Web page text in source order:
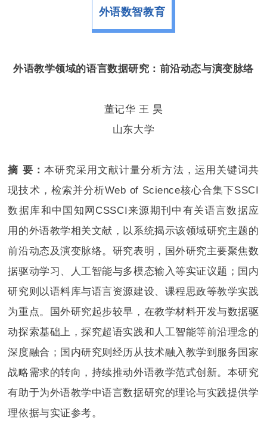
外语数智教育
外语教学领域的语言数据研究： 前沿动态与演变脉络
董记华 王 昊
山东大学
摘 要： 本研究采用文献计量分析方法，运用关键词共
现技术，检索并分析Web of Science核心合集下SSCI
数据库和中国知网CSSCI来源期刊中有关语言数据应
用的外语教学相关文献，以系统揭示该领域研究主题的
前沿动态及演变脉络。研究表明，国外研究主要聚焦数
据驱动学习、人工智能与多模态输入等实证议题；国内
研究则以语料库与语言资源建设、课程思政等教学实践
为重点。国外研究起步较早，在教学材料开发与数据驱
动探索基础上，探究超语实践和人工智能等前沿理念的
深度融合；国内研究则经历从技术融入教学到服务国家
战略需求的转向，持续推动外语教学范式创新。本研究
有助于为外语教学中语言数据研究的理论与实践提供学
理依据与实证参考。